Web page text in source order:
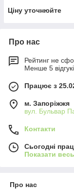
Ціну уточнюйте
Про нас
Рейтинг не
Менше 5
Працює з
м. Запоріжжя
вул. Бульвар
Контакти
Сьогодні
Показати
Про нас